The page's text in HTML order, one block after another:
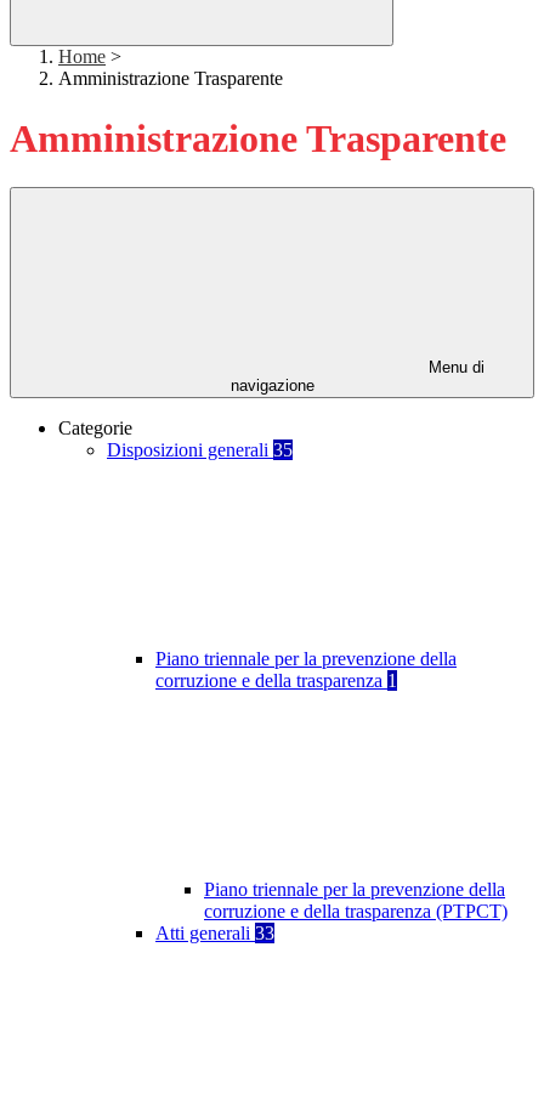
Home >
Amministrazione Trasparente
Amministrazione Trasparente
Menu di
navigazione
Categorie
Disposizioni generali 35
Piano triennale per la prevenzione della
corruzione e della trasparenza 1
Piano triennale per la prevenzione della
corruzione e della trasparenza (PTPCT)
Atti generali 33